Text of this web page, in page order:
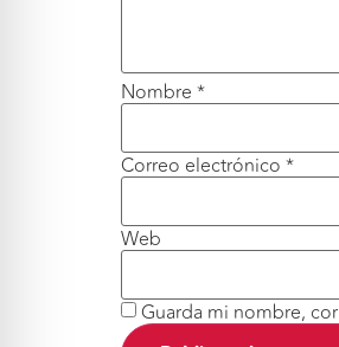
Nombre *
Correo electrónico *
Web
Guarda mi nombre,